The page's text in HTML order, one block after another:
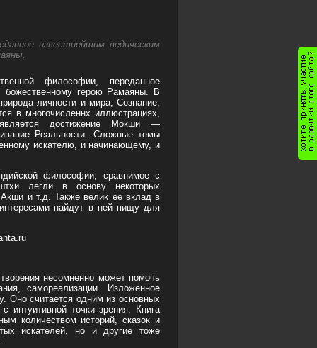
известнейшим ведическим
философии, переданное
божественному герою Рамаяны. В
личности и мира, Сознание,
в многочисленнх иллюстрациях,
достижение Мокши —
Реальности. Сложные темы
искателю, и начинающему, и
философии, сравнимое с
легли в основу некоторых
и т.д. Также велик ее вклад в
найдут в ней пищу для
несомненно может помочь
самореализации. Изложенное
Оно считается одним из основных
интуитивной точки зрения. Книга
количеством историй, сказок и
искателей, но и другие тоже